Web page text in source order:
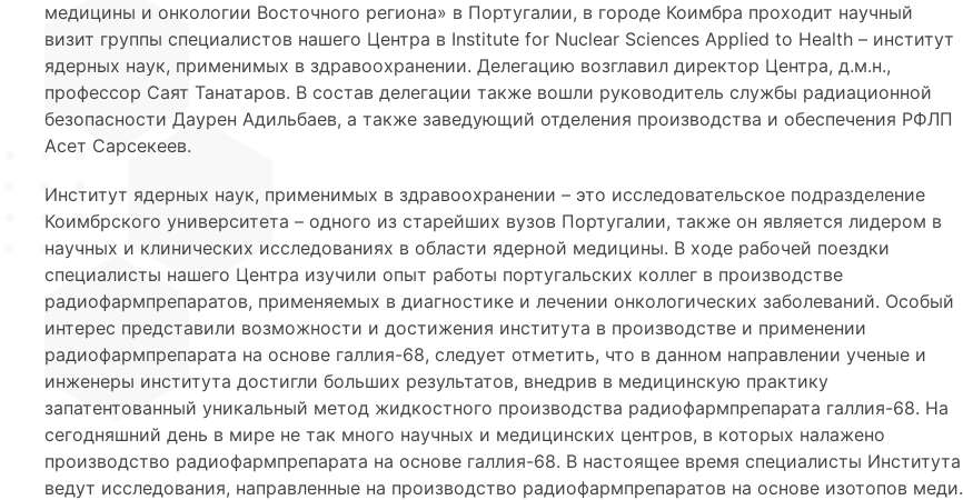
медицины и онкологии Восточного региона» в Португалии, в городе Коимбра проходит научный
визит группы специалистов нашего Центра в Institute for Nuclear Sciences Applied to Health – институт
ядерных наук, применимых в здравоохранении. Делегацию возглавил директор Центра, д.м.н.,
профессор Саят Танатаров. В состав делегации также вошли руководитель службы радиационной
безопасности Даурен Адильбаев, а также заведующий отделения производства и обеспечения РФЛП
Асет Сарсекеев.
Институт ядерных наук, применимых в здравоохранении – это исследовательское подразделение
Коимбрского университета – одного из старейших вузов Португалии, также он является лидером в
научных и клинических исследованиях в области ядерной медицины. В ходе рабочей поездки
специалисты нашего Центра изучили опыт работы португальских коллег в производстве
радиофармпрепаратов, применяемых в диагностике и лечении онкологических заболеваний. Особый
интерес представили возможности и достижения института в производстве и применении
радиофармпрепарата на основе галлия-68, следует отметить, что в данном направлении ученые и
инженеры института достигли больших результатов, внедрив в медицинскую практику
запатентованный уникальный метод жидкостного производства радиофармпрепарата галлия-68. На
сегодняшний день в мире не так много научных и медицинских центров, в которых налажено
производство радиофармпрепарата на основе галлия-68. В настоящее время специалисты Института
ведут исследования, направленные на производство радиофармпрепаратов на основе изотопов меди.